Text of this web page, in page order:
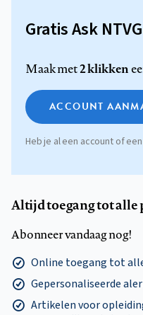
Gratis Ask
Maak met2 klikken
ACCOUNT
Heb je al een account of
Altijd toegang tot alle
Abonneer vandaag nog!
Online toegang tot
Gepersonaliseerde
Artikelen voor